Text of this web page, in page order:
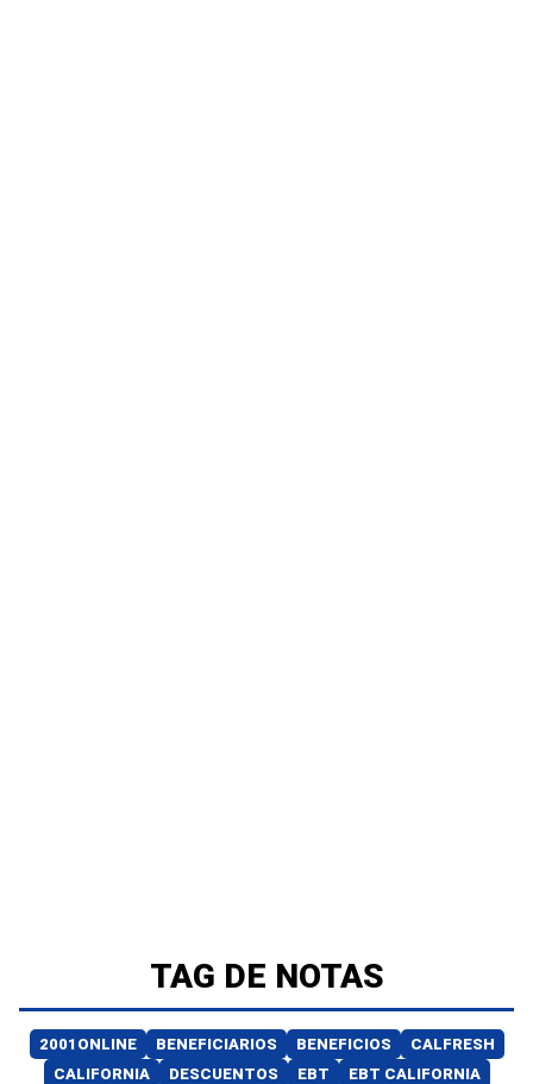
TAG DE NOTAS
2001ONLINE BENEFICIARIOS BENEFICIOS
CALFRESH
CALIFORNIA
DESCUENTOS EBT
EBT CALIFORNIA